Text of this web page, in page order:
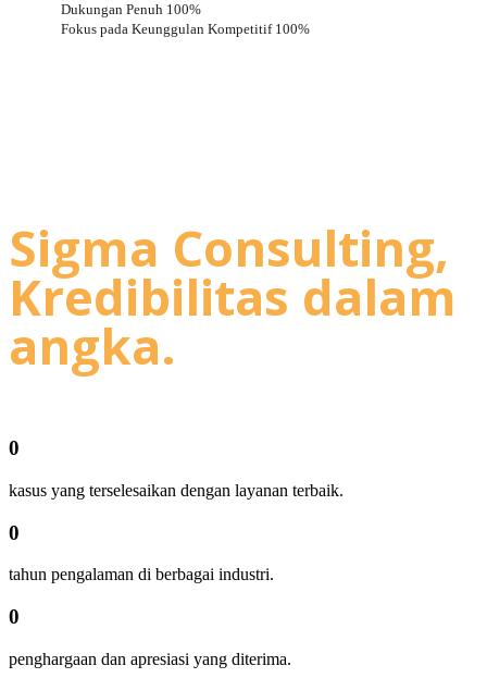
Dukungan Penuh 100%
Fokus pada Keunggulan Kompetitif 100%
Sigma Consulting,
Kredibilitas dalam
angka.
0
kasus yang terselesaikan dengan layanan terbaik.
0
tahun pengalaman di berbagai industri.
0
penghargaan dan apresiasi yang diterima.